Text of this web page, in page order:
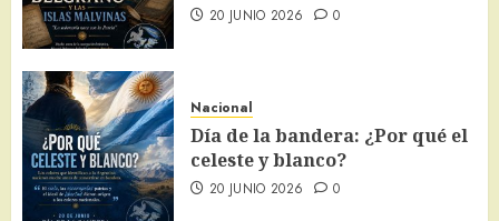
20 JUNIO 2026 0
Nacional
Día de la bandera: ¿Por qué el
celeste y blanco?
20 JUNIO 2026 0